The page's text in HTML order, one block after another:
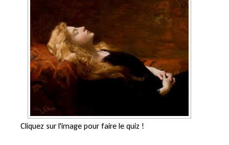
Cliquez sur l'image pour faire le quiz !